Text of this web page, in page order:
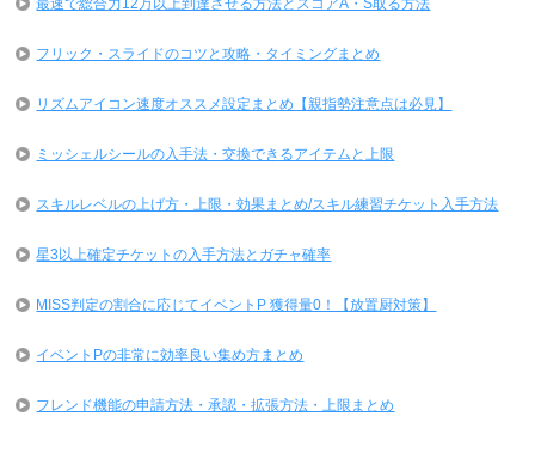
フリック・スライドのコツと攻略・タイミングまとめ
リズムアイコン速度オススメ設定まとめ【親指勢注意点は必見】
ミッシェルシールの入手法・交換できるアイテムと上限
スキルレベルの上げ方・上限・効果まとめ/スキル練習チケット入手方法
星3以上確定チケットの入手方法とガチャ確率
MISS判定の割合に応じてイベントP 獲得量0！【放置厨対策】
イベントPの非常に効率良い集め方まとめ
フレンド機能の申請方法・承認・拡張方法・上限まとめ